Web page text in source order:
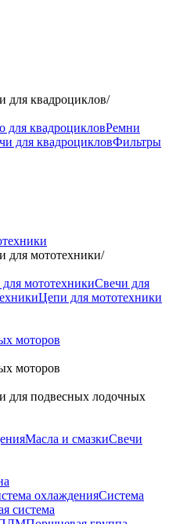
для квадроциклов/
для квадроцикловРемни
для квадроцикловФильтры
для мототехники/
мототехникиСвечи для
Цепи для мототехники
моторов
моторов
для подвесных лодочных
Масла и смазкиСвечи
охлажденияСистема
система